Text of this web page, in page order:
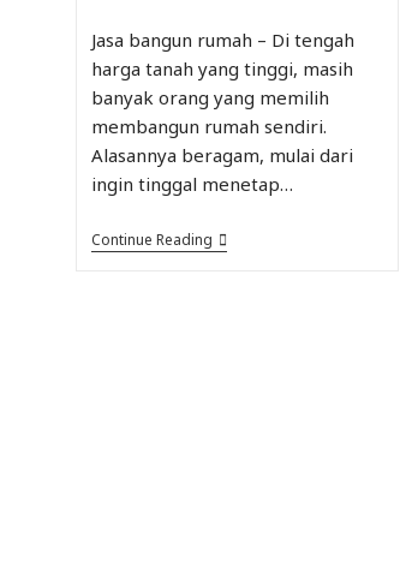
Jasa bangun rumah – Di tengah
harga tanah yang tinggi, masih
banyak orang yang memilih
membangun rumah sendiri.
Alasannya beragam, mulai dari
ingin tinggal menetap…
Continue Reading